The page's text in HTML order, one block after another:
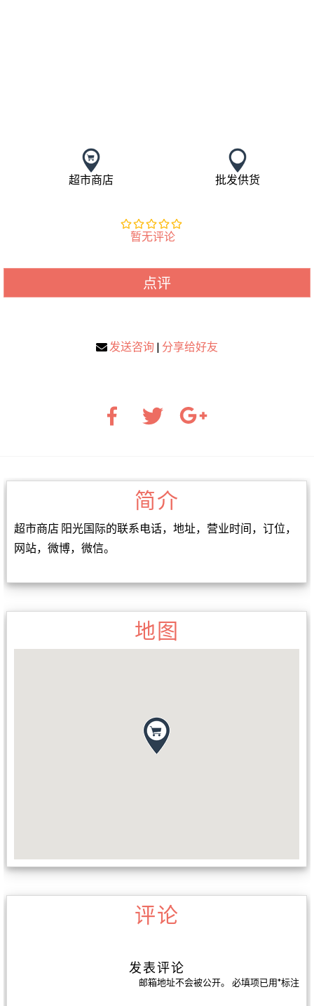
超市商店 批发供货
暂无评论
点评
发送咨询 | 分享给好友
简介
超市商店 阳光国际的联系电话，地址，营业时间，订位，
网站，微博，微信。
地图
评论
发表评论
邮箱地址不会被公开。 必填项已用*标注